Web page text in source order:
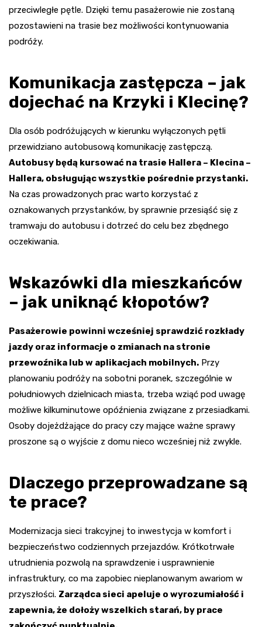
przeciwległe pętle. Dzięki temu pasażerowie nie zostaną
pozostawieni na trasie bez możliwości kontynuowania
podróży.
Komunikacja zastępcza – jak
dojechać na Krzyki i Klecinę?
Dla osób podróżujących w kierunku wyłączonych pętli
przewidziano autobusową komunikację zastępczą.
Autobusy będą kursować na trasie Hallera – Klecina –
Hallera, obsługując wszystkie pośrednie przystanki.
Na czas prowadzonych prac warto korzystać z
oznakowanych przystanków, by sprawnie przesiąść się z
tramwaju do autobusu i dotrzeć do celu bez zbędnego
oczekiwania.
Wskazówki dla mieszkańców
– jak uniknąć kłopotów?
Pasażerowie powinni wcześniej sprawdzić rozkłady
jazdy oraz informacje o zmianach na stronie
przewoźnika lub w aplikacjach mobilnych. Przy
planowaniu podróży na sobotni poranek, szczególnie w
południowych dzielnicach miasta, trzeba wziąć pod uwagę
możliwe kilkuminutowe opóźnienia związane z przesiadkami.
Osoby dojeżdżające do pracy czy mające ważne sprawy
proszone są o wyjście z domu nieco wcześniej niż zwykle.
Dlaczego przeprowadzane są
te prace?
Modernizacja sieci trakcyjnej to inwestycja w komfort i
bezpieczeństwo codziennych przejazdów. Krótkotrwałe
utrudnienia pozwolą na sprawdzenie i usprawnienie
infrastruktury, co ma zapobiec nieplanowanym awariom w
przyszłości. Zarządca sieci apeluje o wyrozumiałość i
zapewnia, że dołoży wszelkich starań, by prace